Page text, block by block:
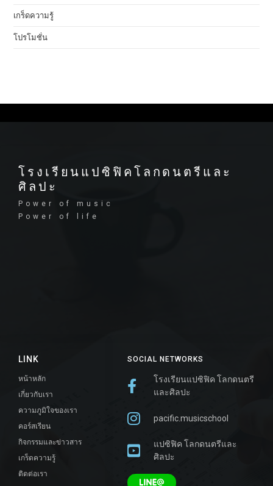
เกร็ดความรู้
โปรโมชั่น
SOCIAL NETWORKS
โรงเรียนแปซิฟิค โลกดนตรี
และศิลปะ
pacific.musicschool
แปซิฟิค โลกดนตรีและ
ศิลปะ
LINK
หน้าหลัก
เกี่ยวกับเรา
ความภูมิใจของเรา
คอร์สเรียน
กิจกรรมและข่าวสาร
เกร็ดความรู้
ติดต่อเรา
โรงเรียนแปซิฟิคโลกดนตรีและ
ศิลปะ
Power of music
Power of life